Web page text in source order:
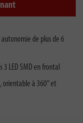
autonomie de plus de 6
LED SMD en frontal
orientable à 360° et